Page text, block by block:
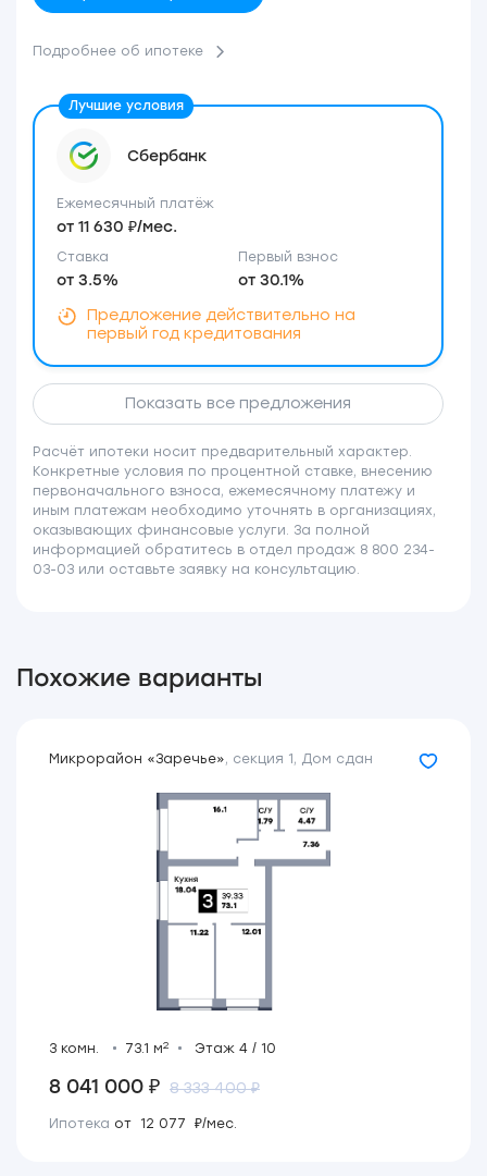
Подробнее об ипотеке
Сбербанк
Ставка
от 3.5%
Первый взнос
от 30.1%
Ежемесячный платёж
от 11 630 ₽/мес.
Предложение действительно на
первый год кредитования
Показать все предложения
Расчёт ипотеки носит предварительный характер.
Конкретные условия по процентной ставке, внесению
первоначального взноса, ежемесячному платежу и
иным платежам необходимо уточнять в организациях,
оказывающих финансовые услуги. За полной
информацией обратитесь в отдел продаж 8 800 234-
03-03 или оставьте заявку на консультацию.
Похожие варианты
Микрорайон «Заречье», секция 1 , Дом сдан
3 комн. 73.1 м2 Этаж 4 / 10
8 041 000 ₽ 8 333 400 ₽
Ипотека от 12 077 ₽/мес.